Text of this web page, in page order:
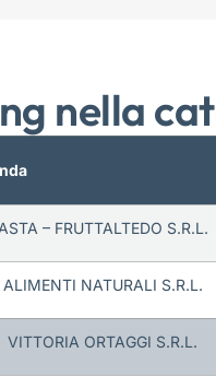
nella
ASTA – FRUTTALTEDO S.R.L.
ALIMENTI NATURALI S.R.L.
VITTORIA ORTAGGI S.R.L.